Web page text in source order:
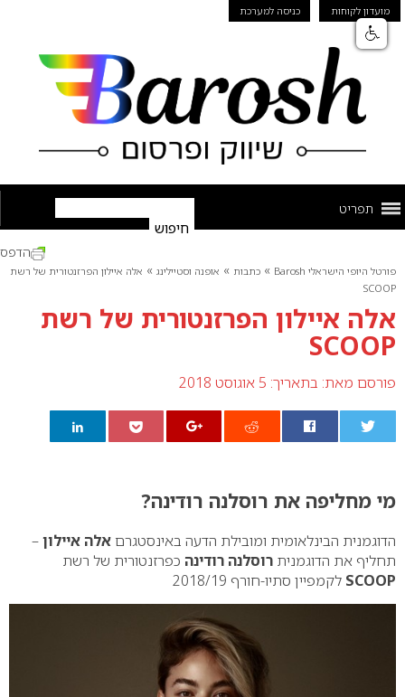
מועדון לקוחות כניסה למערכת
תפריט
פורטל היופי הישראלי Barosh » כתבות » אופנה וסטיילינג » אלה איילון הפרזנטורית של רשת
SCOOP
אלה איילון הפרזנטורית של רשת
SCOOP
פורסם מאת: בתאריך: 5 אוגוסט 2018
הדפס
מי מחליפה את רוסלנה רודינה?
הדוגמנית הבינלאומית ומובילת הדעה באינסטגרם אלה איילון–
תחליף את הדוגמנית רוסלנה רודינה כפרזנטורית של רשת
SCOOP לקמפיין סתיו-חורף 2018/19